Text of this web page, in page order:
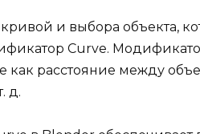
и выбора объекта,
Curve.
как расстояние между
д.